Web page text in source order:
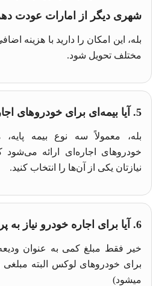
شهری دیگر از امارات عودت
بله، این امکان را دارید با هزینه
مختلف تحویل شود.
5. آیا بیمه‌ای برای خودروهای اجاره‌ای ارائه می‌شود؟
بله، معمولاً سه نوع بیمه
خودروهای اجاره‌ای ارائه می‌شود
نیازتان یکی از آن‌ها را انتخاب کنید.
6. آیا برای اجاره خودرو نیاز به پرداخت ودیعه دارم؟
خیر فقط مبلغ کمی به عنوان
برای خودروهای لوکس البته مبلغی
میشود)